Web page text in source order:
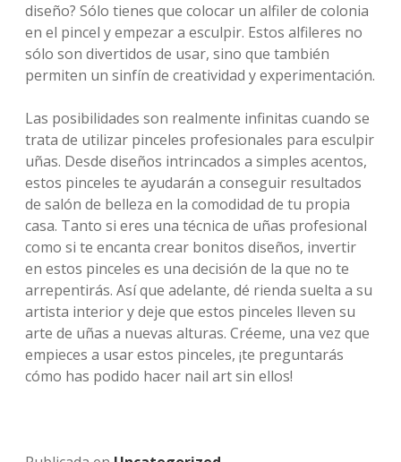
diseño? Sólo tienes que colocar un alfiler de colonia
en el pincel y empezar a esculpir. Estos alfileres no
sólo son divertidos de usar, sino que también
permiten un sinfín de creatividad y experimentación.
Las posibilidades son realmente infinitas cuando se
trata de utilizar pinceles profesionales para esculpir
uñas. Desde diseños intrincados a simples acentos,
estos pinceles te ayudarán a conseguir resultados
de salón de belleza en la comodidad de tu propia
casa. Tanto si eres una técnica de uñas profesional
como si te encanta crear bonitos diseños, invertir
en estos pinceles es una decisión de la que no te
arrepentirás. Así que adelante, dé rienda suelta a su
artista interior y deje que estos pinceles lleven su
arte de uñas a nuevas alturas. Créeme, una vez que
empieces a usar estos pinceles, ¡te preguntarás
cómo has podido hacer nail art sin ellos!